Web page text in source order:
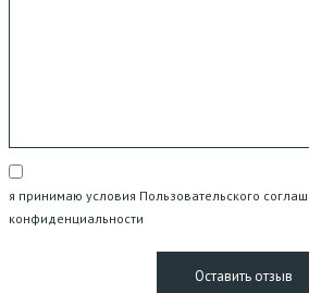
я принимаю условия Пользовательского
конфиденциальности